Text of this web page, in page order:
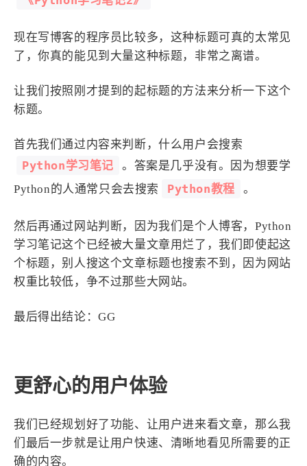
现在写博客的程序员比较多，这种标题可真的太常见
了，你真的能见到大量这种标题，非常之离谱。
让我们按照刚才提到的起标题的方法来分析一下这个
标题。
首先我们通过内容来判断，什么用户会搜索
Python学习笔记
。答案是几乎没有。因为想要学
Python的人通常只会去搜索
Python教程 。
然后再通过网站判断，因为我们是个人博客，Python
学习笔记这个已经被大量文章用烂了，我们即使起这
个标题，别人搜这个文章标题也搜索不到，因为网站
权重比较低，争不过那些大网站。
最后得出结论：GG
更舒心的用户体验
我们已经规划好了功能、让用户进来看文章，那么我
们最后一步就是让用户快速、清晰地看见所需要的正
确的内容。